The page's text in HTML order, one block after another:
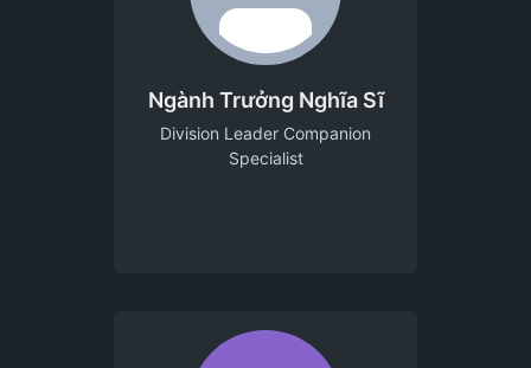
Ngành Trưởng Nghĩa Sĩ
Division Leader Companion
Specialist